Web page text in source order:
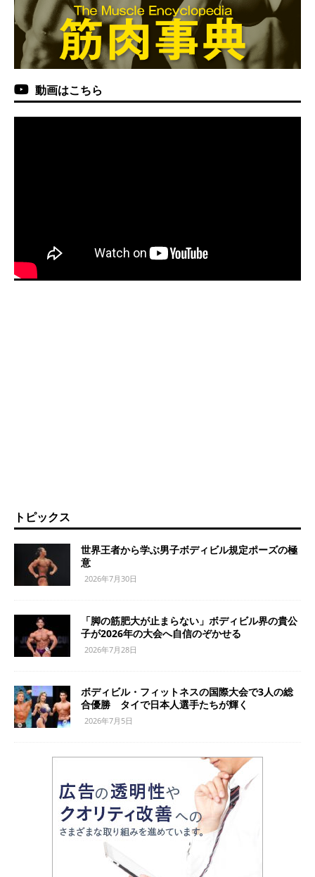
動画はこちら
トピックス
世界王者から学ぶ男子ボディビル規定ポーズの極
意
2026年7月30日
「脚の筋肥大が止まらない」ボディビル界の貴公
子が2026年の大会へ自信のぞかせる
2026年7月28日
ボディビル・フィットネスの国際大会で3人の総
合優勝 タイで日本人選手たちが輝く
2026年7月5日